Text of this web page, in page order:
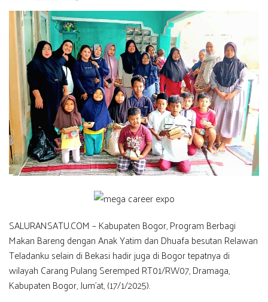
SALURANSATU.COM – Kabupaten Bogor, Program Berbagi
Makan Bareng dengan Anak Yatim dan Dhuafa besutan Relawan
Teladanku selain di Bekasi hadir juga di Bogor tepatnya di
wilayah Carang Pulang Seremped RT01/RW07, Dramaga,
Kabupaten Bogor, Jum’at, (17/1/2025).